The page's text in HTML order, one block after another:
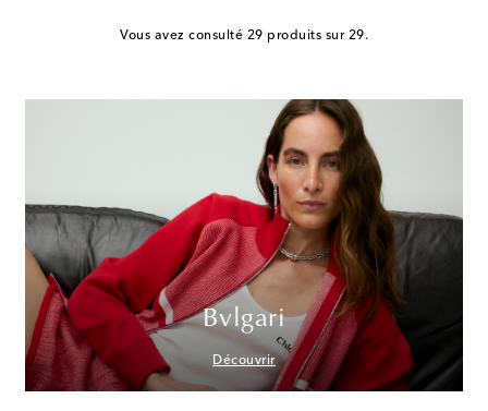
Vous avez consulté 29 produits sur 29.
Bvlgari
Découvrir